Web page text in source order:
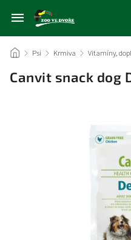
/ Psi / Krmiva / Vitamíny,
Canvit snack dog